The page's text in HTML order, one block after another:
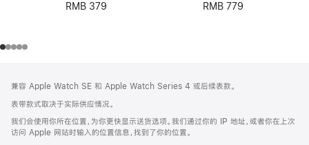
RMB 379 RMB 779
页
页
脚
注
兼容 Apple Watch SE 和 Apple Watch Series 4 或后续表款。
表带款式取决于实际供应情况。
我们会使用你所在位置，为你更快显示送货选项。我们通过你的 IP 地址，或者你在上次
访问 Apple 网站时输入的位置信息，找到了你的位置。